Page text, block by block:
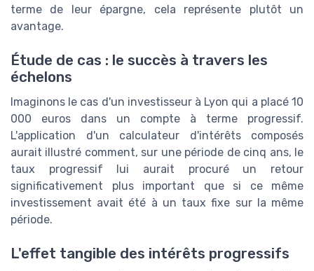
terme de leur épargne, cela représente plutôt un
avantage.
Étude de cas : le succès à travers les
échelons
Imaginons le cas d'un investisseur à Lyon qui a placé 10
000 euros dans un compte à terme progressif.
L'application d'un calculateur d'intérêts composés
aurait illustré comment, sur une période de cinq ans, le
taux progressif lui aurait procuré un retour
significativement plus important que si ce même
investissement avait été à un taux fixe sur la même
période.
L'effet tangible des intérêts progressifs